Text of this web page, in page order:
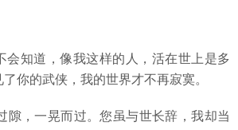
会知道，像我这样的人，活在世上是多
你的武侠，我的世界才不再寂寞。
隙，一晃而过。您虽与世长辞，我却当